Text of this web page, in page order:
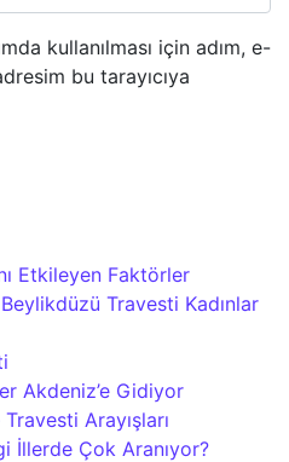
kullanılması için adım, e-
bu tarayıcıya
Etkileyen Faktörler
Travesti Kadınlar
Akdeniz’e Gidiyor
Arayışları
İllerde Çok Aranıyor?